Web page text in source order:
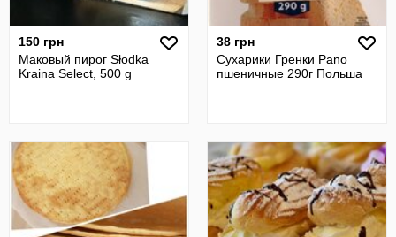
150 грн
Маковый пирог Słodka
Kraina Select, 500 g
38 грн
Сухарики Гренки Pano
пшеничные 290г Польша